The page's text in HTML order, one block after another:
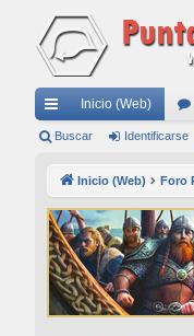
nl
rá
pi
do
Inicio (Web)
Buscar Identificarse
Inicio (Web) Foro